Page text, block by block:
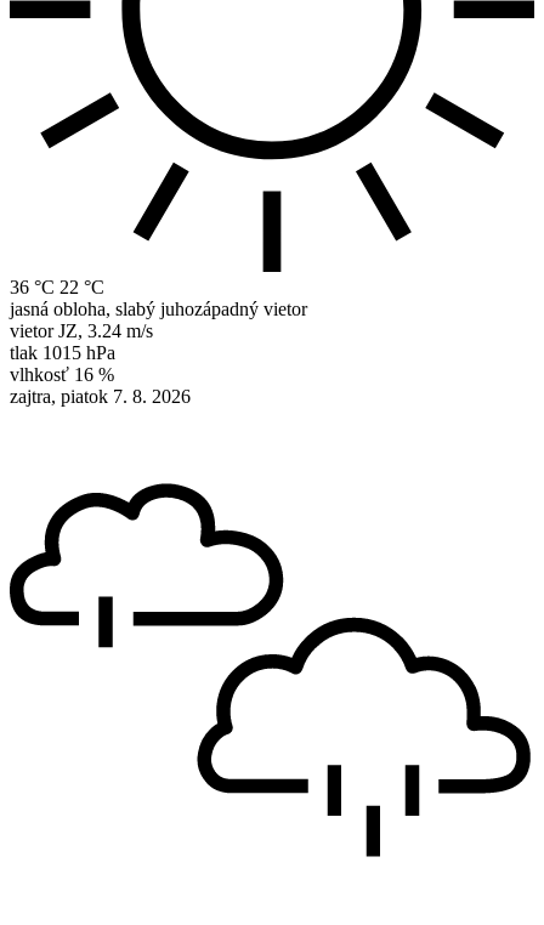
36 °C 22 °C
jasná obloha, slabý juhozápadný vietor
vietor JZ, 3.24 m/s
tlak 1015 hPa
vlhkosť 16 %
zajtra, piatok 7. 8. 2026